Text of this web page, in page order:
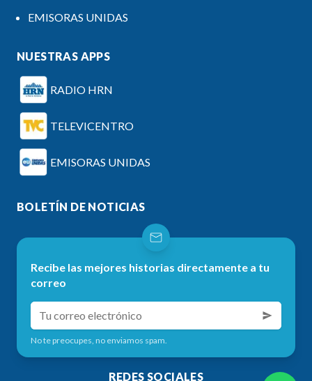
EMISORAS UNIDAS
NUESTRAS APPS
RADIO HRN
TELEVICENTRO
EMISORAS UNIDAS
BOLETÍN DE NOTICIAS
Recibe las mejores historias directamente a tu
correo
No te preocupes, no enviamos spam.
REDES SOCIALES